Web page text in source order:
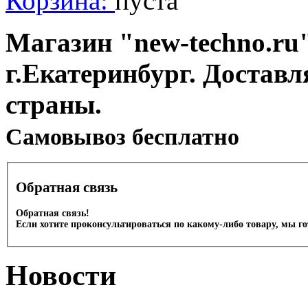
Магазин "new-
г.Екатеринбург.
страны.
Cамовывоз бесплатно
Обратная связь
Обратная связь!
Если хотите проконсультироваться по какому-либо товару, мы
Новости